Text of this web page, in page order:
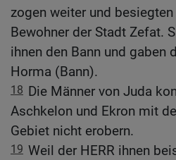
zogen weiter und
Bewohner der Stadt Zefat.
ihnen den Bann und gaben
Horma (Bann).
18 Die Männer von Juda
Aschkelon und Ekron mit
Gebiet nicht erobern.
19 Weil der HERR ihnen